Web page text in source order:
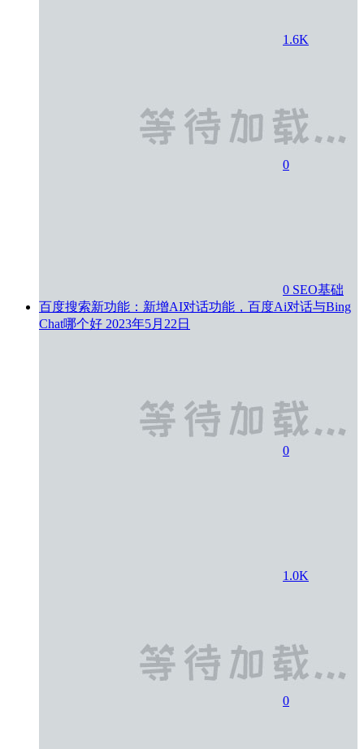
1.6K
0
0 SEO基础
百度搜索新功能：新增AI对话功能，百度Ai对话与Bing
Chat哪个好 2023年5月22日
0
1.0K
0